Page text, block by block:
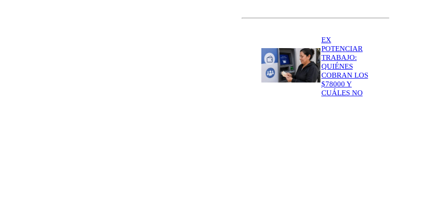
EX
POTENCIAR
TRABAJO:
QUIÉNES
COBRAN LOS
$78000 Y
CUÁLES NO